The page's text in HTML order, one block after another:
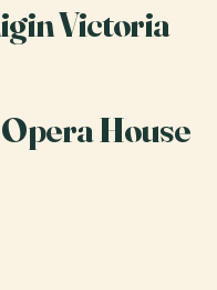
Victoria
House